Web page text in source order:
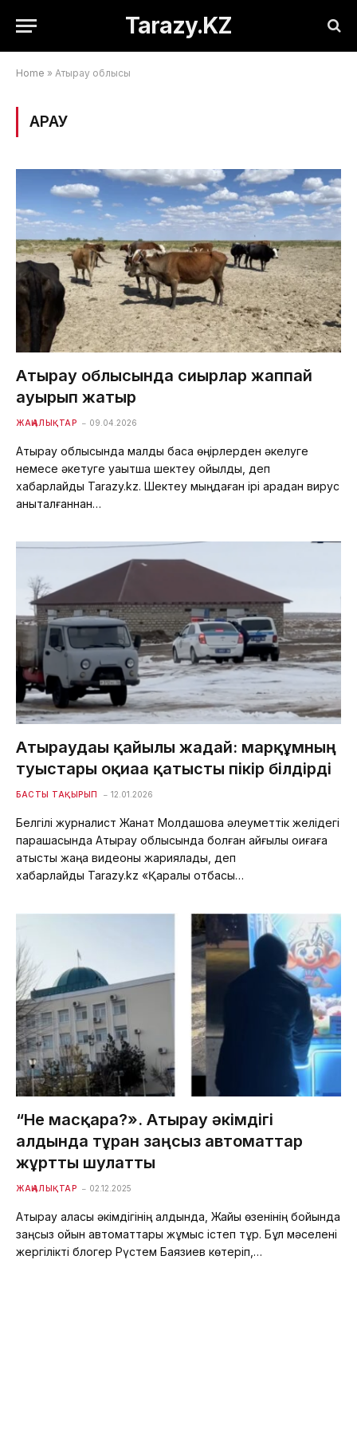
Tarazy.KZ
Home » Атырау облысы
ҚАРАУ
Атырау облысында сиырлар жаппай
ауырып жатыр
ЖАҢАЛЫҚТАР 09.04.2026
Атырау облысында малды басқа өңірлерден әкелуге
немесе әкетуге уақытша шектеу қойылды, деп
хабарлайды Tarazy.kz. Шектеу мыңдаған ірі қарадан вирус
анықталғаннан…
Атыраудағы қайғылы жағдай: марқұмның
туыстары оқиғаға қатысты пікір білдірді
БАСТЫ ТАҚЫРЫП 12.01.2026
Белгілі журналист Жанат Молдашова әлеуметтік желідегі
парақшасында Атырау облысында болған қайғылы оқиғаға
қатысты жаңа видеоны жариялады, деп
хабарлайды Tarazy.kz «Қаралы отбасы…
“Не масқара?». Атырау әкімдігі
алдында тұрған заңсыз автоматтар
жұртты шулатты
ЖАҢАЛЫҚТАР 02.12.2025
Атырау қаласы әкімдігінің алдында, Жайық өзенінің бойында
заңсыз ойын автоматтары жұмыс істеп тұр. Бұл мәселені
жергілікті блогер Рүстем Баязиев көтеріп,…